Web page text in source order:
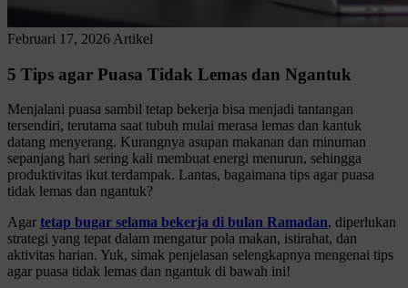
Februari 17, 2026 Artikel
5 Tips agar Puasa Tidak Lemas dan Ngantuk
Menjalani puasa sambil tetap bekerja bisa menjadi tantangan
tersendiri, terutama saat tubuh mulai merasa lemas dan kantuk
datang menyerang. Kurangnya asupan makanan dan minuman
sepanjang hari sering kali membuat energi menurun, sehingga
produktivitas ikut terdampak. Lantas, bagaimana tips agar puasa
tidak lemas dan ngantuk?
Agar tetap bugar selama bekerja di bulan Ramadan, diperlukan
strategi yang tepat dalam mengatur pola makan, istirahat, dan
aktivitas harian. Yuk, simak penjelasan selengkapnya mengenai tips
agar puasa tidak lemas dan ngantuk di bawah ini!